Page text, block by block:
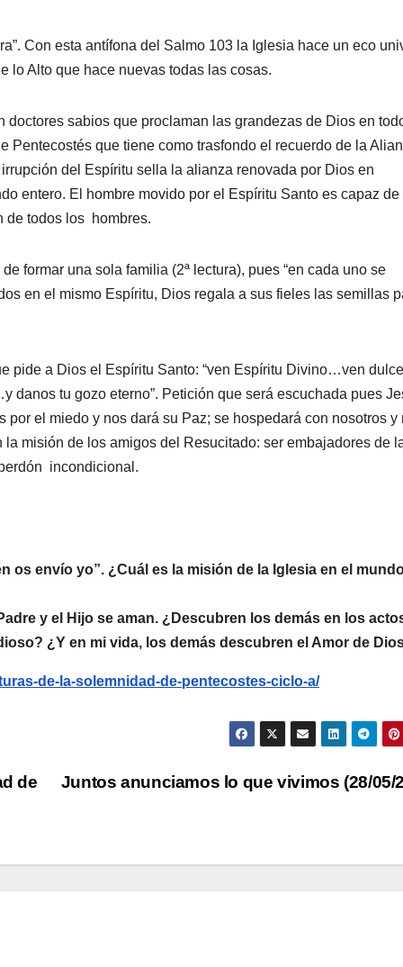
Con esta antífona del Salmo 103 la Iglesia hace un eco
lo Alto que hace nuevas todas las cosas.
sabios que proclaman las grandezas de Dios en
Pentecostés que tiene como trasfondo el recuerdo de la
del Espíritu sella la alianza renovada por Dios en
entero. El hombre movido por el Espíritu Santo es capaz de
de todos los hombres.
formar una sola familia (2ª lectura), pues “en cada uno se
en el mismo Espíritu, Dios regala a sus fieles las semillas
pide a Dios el Espíritu Santo: “ven Espíritu Divino…ven dulce
tu gozo eterno”. Petición que será escuchada pues
por el miedo y nos dará su Paz; se hospedará con nosotros y
misión de los amigos del Resucitado: ser embajadores de
incondicional.
os envío yo”. ¿Cuál es la misión de la Iglesia en el
y el Hijo se aman. ¿Descubren los demás en los
¿Y en mi vida, los demás descubren el Amor de
de-la-solemnidad-de-pentecostes-ciclo-a/
Juntos anunciamos lo que vivimos (28/05/
de